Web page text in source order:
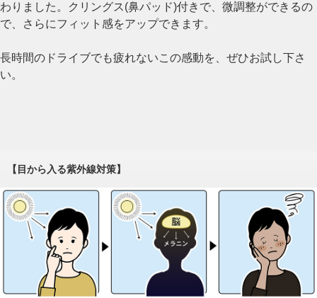
わりました。クリングス(鼻パッド)付きで、微調整ができるの
で、さらにフィット感をアップできます。
長時間のドライブでも疲れないこの感動を、ぜひお試し下さ
い。
【目から入る紫外線対策】